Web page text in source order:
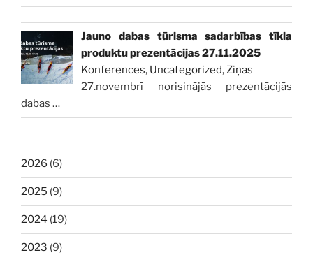
Jauno dabas tūrisma sadarbības tīkla
produktu prezentācijas 27.11.2025
Konferences, Uncategorized,Ziņas
27.novembrī norisinājās prezentācijās
dabas …
2026 (6)
2025 (9)
2024 (19)
2023 (9)